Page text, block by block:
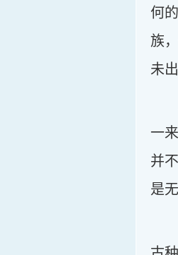
何
族
未
一
并
是